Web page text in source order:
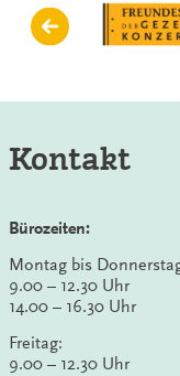
Kontakt
Bürozeiten:
Montag bis
9.00 – 12.30 Uhr
14.00 – 16.30 Uhr
Freitag:
9.00 – 12.30 Uhr